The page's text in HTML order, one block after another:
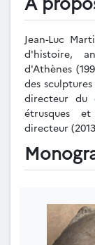
Jean-Luc
d'histoire,
d'Athènes
des sculptures
directeur du
étrusques
directeur